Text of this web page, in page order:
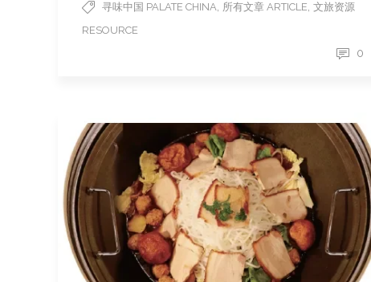
寻味中国 PALATE CHINA 所有文章 ARTICLE 文旅资源
RESOURCE
0